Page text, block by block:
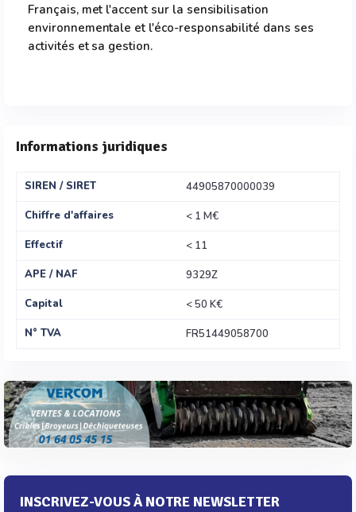
Français, met l'accent sur la sensibilisation
environnementale et l'éco-responsabilité dans ses
activités et sa gestion.
Informations juridiques
SIREN / SIRET
44905870000039
Chiffre d'affaires
< 1 M€
Effectif
< 11
APE / NAF
9329Z
Capital
< 50 K€
N° TVA
FR51449058700
INSCRIVEZ-VOUS À NOTRE NEWSLETTER